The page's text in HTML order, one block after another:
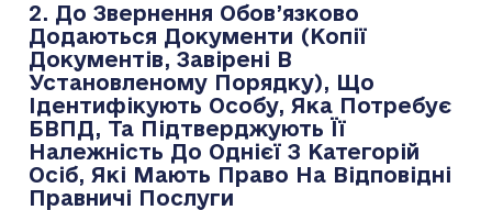
2. До Звернення Обов’язково
Додаються Документи (копії
Документів, Завірені В
Установленому Порядку), Що
Ідентифікують Особу, Яка Потребує
БВПД, Та Підтверджують Її
Належність До Однієї З Категорій
Осіб, Які Мають Право На Відповідні
Правничі Послуги